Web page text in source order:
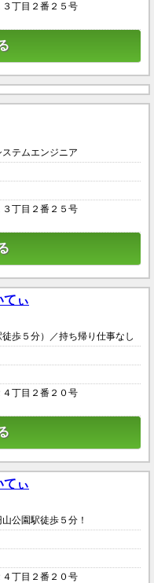
丁目２番２５号
ステムエンジニア
丁目２番２５号
ぃ
歩５分）／持ち帰り仕事なし
４丁目２番２０号
ぃ
公園駅徒歩５分！
４丁目２番２０号